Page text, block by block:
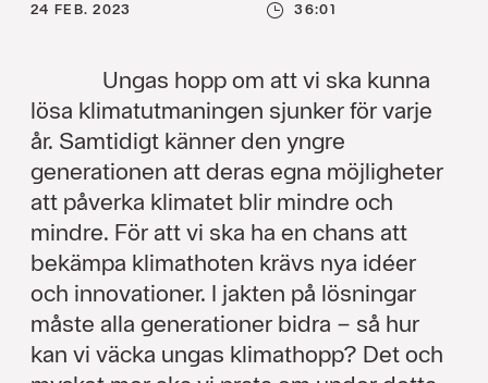
24 FEB. 2023 36:01
Ungas hopp om att vi ska kunna
lösa klimatutmaningen sjunker för varje
år. Samtidigt känner den yngre
generationen att deras egna möjligheter
att påverka klimatet blir mindre och
mindre. För att vi ska ha en chans att
bekämpa klimathoten krävs nya idéer
och innovationer. I jakten på lösningar
måste alla generationer bidra – så hur
kan vi väcka ungas klimathopp? Det och